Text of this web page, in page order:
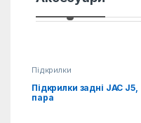
Підкрилки
Підкрилки задні JAC J5,
пара